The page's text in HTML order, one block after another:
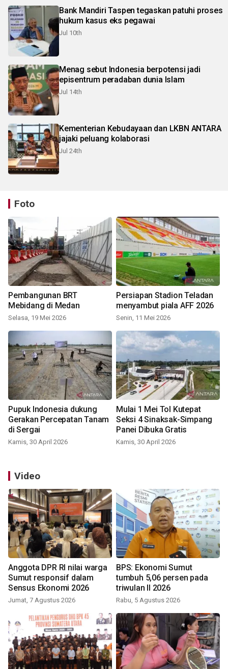
Bank Mandiri Taspen tegaskan patuhi proses
hukum kasus eks pegawai
Jul 10th
Menag sebut Indonesia berpotensi jadi
episentrum peradaban dunia Islam
Jul 14th
Kementerian Kebudayaan dan LKBN ANTARA
jajaki peluang kolaborasi
Jul 24th
Foto
Pembangunan BRT
Mebidang di Medan
Selasa, 19 Mei 2026
Persiapan Stadion Teladan
menyambut piala AFF 2026
Senin, 11 Mei 2026
Pupuk Indonesia dukung
Gerakan Percepatan Tanam
di Sergai
Kamis, 30 April 2026
Mulai 1 Mei Tol Kutepat
Seksi 4 Sinaksak-Simpang
Panei Dibuka Gratis
Kamis, 30 April 2026
Video
Anggota DPR RI nilai warga
Sumut responsif dalam
Sensus Ekonomi 2026
Jumat, 7 Agustus 2026
BPS: Ekonomi Sumut
tumbuh 5,06 persen pada
triwulan II 2026
Rabu, 5 Agustus 2026